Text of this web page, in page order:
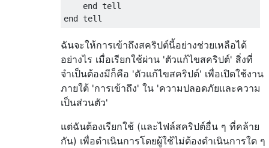
    end tell
end tell
ฉันจะให้การเข้าถึงสคริปต์นี้อย่างช่วยเหลือได้
อย่างไร เมื่อเรียกใช้ผ่าน 'ตัวแก้ไขสคริปต์' สิ่งที่
จำเป็นต้องมีก็คือ 'ตัวแก้ไขสคริปต์' เพื่อเปิดใช้งาน
ภายใต้ 'การเข้าถึง' ใน 'ความปลอดภัยและความ
เป็นส่วนตัว'
แต่ฉันต้องเรียกใช้ (และไฟล์สคริปต์อื่น ๆ ที่คล้าย
กัน) เพื่อดำเนินการโดยผู้ใช้ไม่ต้องดำเนินการใด ๆ